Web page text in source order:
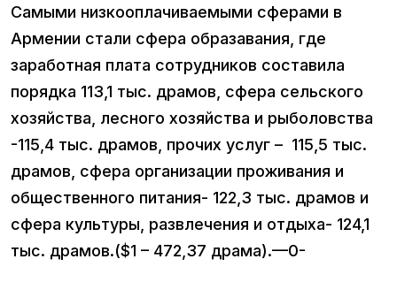
Самыми низкооплачиваемыми сферами в
Армении стали сфера образавания, где
заработная плата сотрудников составила
порядка 113,1 тыс. драмов, сфера сельского
хозяйства, лесного хозяйства и рыболовства
-115,4 тыс. драмов, прочих услуг – 115,5 тыс.
драмов, сфера организации проживания и
общественного питания- 122,3 тыс. драмов и
сфера культуры, развлечения и отдыха- 124,1
тыс. драмов.($1 – 472,37 драма).—0-